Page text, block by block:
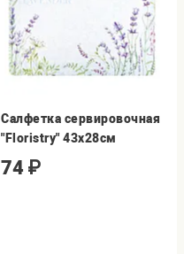
Салфетка сервировочная
"Floristry" 43х28см
74 ₽